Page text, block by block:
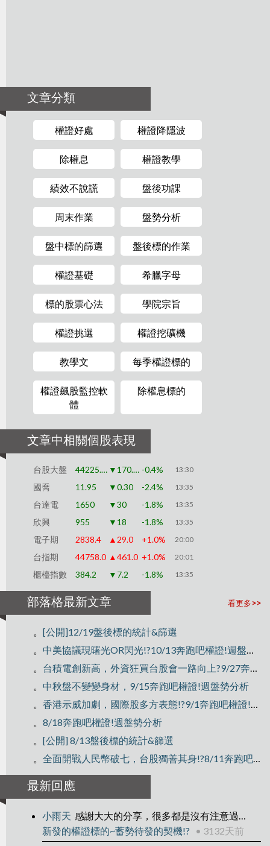
文章分類
權證好處 權證降隱波
除權息 權證教學
績效不說謊 盤後功課
周末作業 盤勢分析
盤中標的篩選 盤後標的作業
權證基礎 希臘字母
標的股票心法 學院宗旨
權證挑選 權證挖礦機
教學文 每季權證標的
權證飆股監控軟
體
除權息標的
文章中相關個股表現
台股大盤 44225.91 ▼170.79 -0.4% 13:30
國喬 11.95 ▼0.30 -2.4% 13:35
台達電 1650 ▼30 -1.8% 13:35
欣興 955 ▼18 -1.8% 13:35
電子期 2838.4 ▲29.0 +1.0% 20:00
台指期 44758.0 ▲461.0 +1.0% 20:01
櫃檯指數 384.2 ▼7.2 -1.8% 13:35
看更多>>
部落格最新文章
。 [公開]12/19盤後標的統計&篩選
。 中美協議現曙光OR閃光!?10/13奔跑吧權證!週盤勢分析
。 台積電創新高，外資狂買台股會一路向上?9/27奔跑吧權證!週盤勢分析
。 中秋盤不變變身材，9/15奔跑吧權證!週盤勢分析
。 香港示威加劇，國際股多方表態!?9/1奔跑吧權證!週盤勢分析~
。 8/18奔跑吧權證!週盤勢分析
。 [公開] 8/13盤後標的統計&篩選
。 全面開戰人民幣破七，台股獨善其身!?8/11奔跑吧權證!週盤勢分析
最新回應
小雨天
感謝大大的分享，很多都是沒有注意過的跡象
新發的權證標的~蓄勢待發的契機!?
• 3132天前